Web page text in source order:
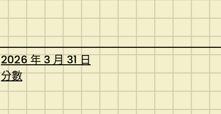
2026 年 3 月 31 日
分數